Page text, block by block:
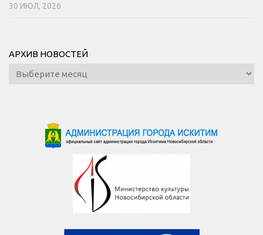
30 ИЮЛ, 2026
АРХИВ НОВОСТЕЙ
Архив
новостей